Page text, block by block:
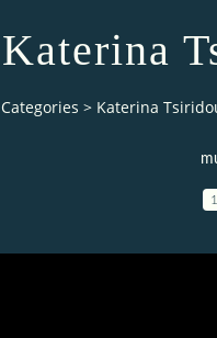
Katerina
Categories > Katerina